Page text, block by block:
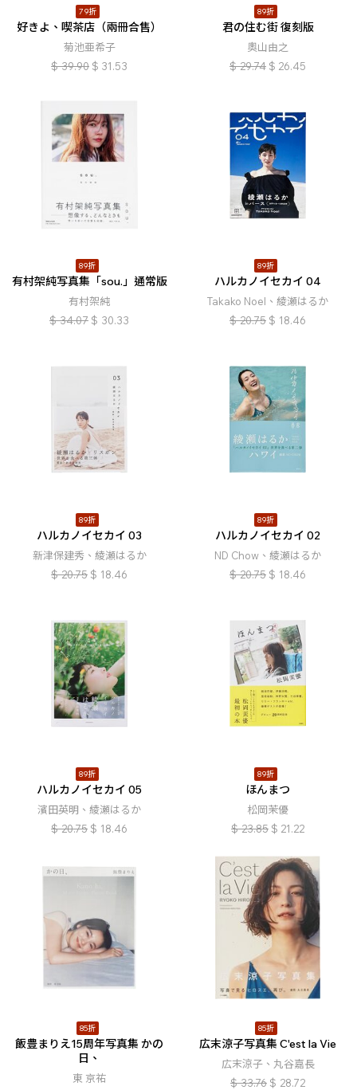
79折
好きよ、喫茶店（兩冊合售）
菊池亜希子
$ 39.90 $ 31.53
89折
君の住む街 復刻版
奧山由之
$ 29.74 $ 26.45
89折
有村架純写真集「sou.」通常版
有村架純
$ 34.07 $ 30.33
89折
ハルカノイセカイ 04
Takako Noel、綾瀬はるか
$ 20.75 $ 18.46
89折
ハルカノイセカイ 03
新津保建秀、綾瀬はるか
$ 20.75 $ 18.46
89折
ハルカノイセカイ 02
ND Chow、綾瀬はるか
$ 20.75 $ 18.46
89折
ハルカノイセカイ 05
濱田英明、綾瀬はるか
$ 20.75 $ 18.46
89折
ほんまつ
松岡茉優
$ 23.85 $ 21.22
85折
飯豊まりえ15周年写真集 かの
日、
東 京祐
85折
広末涼子写真集 C'est la Vie
広末涼子、丸谷嘉長
$ 33.76 $ 28.72